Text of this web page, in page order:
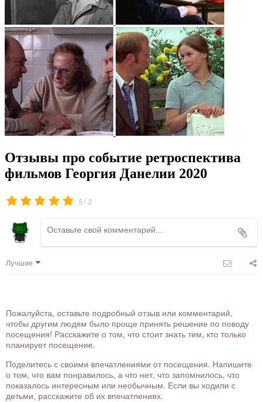
Отзывы про событие ретроспектива
фильмов Георгия Данелии 2020
5 /2
Лучшие
Пожалуйста, оставьте подробный отзыв или комментарий,
чтобы другим людям было проще принять решение по поводу
посещения! Расскажите о том, что стоит знать тем, кто только
планирует посещение.
Поделитесь с своими впечатлениями от посещения. Напишите
о том, что вам понравилось, а что нет, что запомнилось, что
показалось интересным или необычным. Если вы ходили с
детьми, расскажите об их впечатлениях.